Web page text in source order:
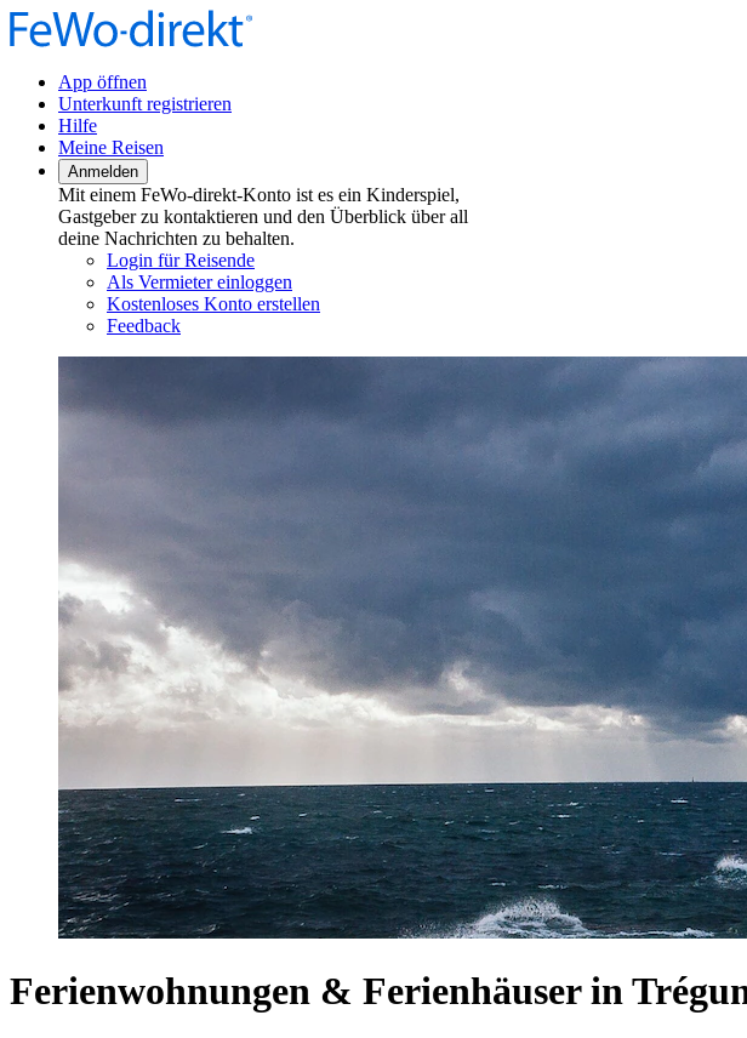
App öffnen
Unterkunft registrieren
Hilfe
Meine Reisen
Anmelden
Mit einem FeWo-direkt-Konto ist es ein Kinderspiel,
Gastgeber zu kontaktieren und den Überblick über all
deine Nachrichten zu behalten.
Login für Reisende
Als Vermieter einloggen
Kostenloses Konto erstellen
Feedback
Ferienwohnungen & Ferienhäuser in